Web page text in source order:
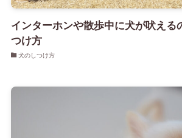
インターホンや散歩中に犬が吠える
つけ方
犬のしつけ方